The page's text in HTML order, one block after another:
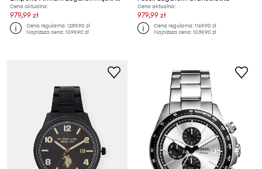
Cena aktualna:
979,99 zł
Cena regularna:1289,90 zł
Najniższa cena:1099,90 zł
Cena aktualna:
979,99 zł
Cena regularna:1169,90 zł
Najniższa cena:1039,90 zł